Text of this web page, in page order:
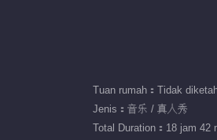
Tuan rumah：Tidak
Jenis：音乐 / 真人秀
Total Duration：18 jam 42